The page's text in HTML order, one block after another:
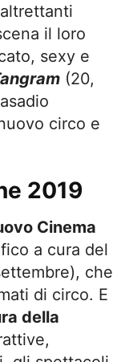
il loro
sexy e
(20,
circo e
2019
Cinema
a cura del
che
di circo. E
della